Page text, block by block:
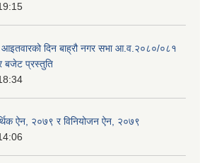
दिन बाह्रौ नगर सभा आ.व.२०८०/०८१
बजेट प्रस्तुति
ऐन, २०७९ र विनियोजन ऐन, २०७९